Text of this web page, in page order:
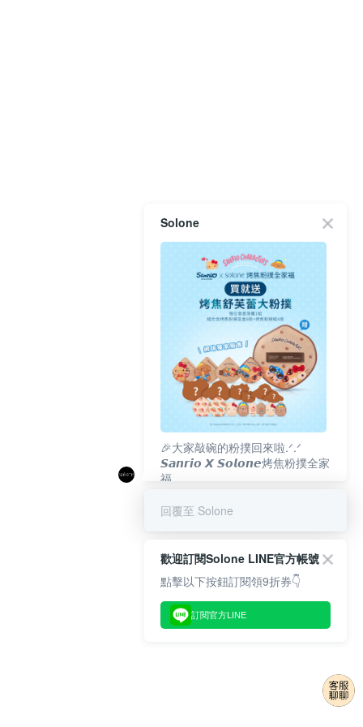
Solone
🎉大家敲碗的粉撲回來啦.ᐟ‪‪.ᐟ
𝙎𝙖𝙣𝙧𝙞𝙤 𝙓 𝙎𝙤𝙡𝙤𝙣𝙚烤焦粉撲全家
福
回覆至 Solone
歡迎訂閱Solone LINE官方帳號
點擊以下按鈕訂閱領9折券👇
訂閱官方LINE